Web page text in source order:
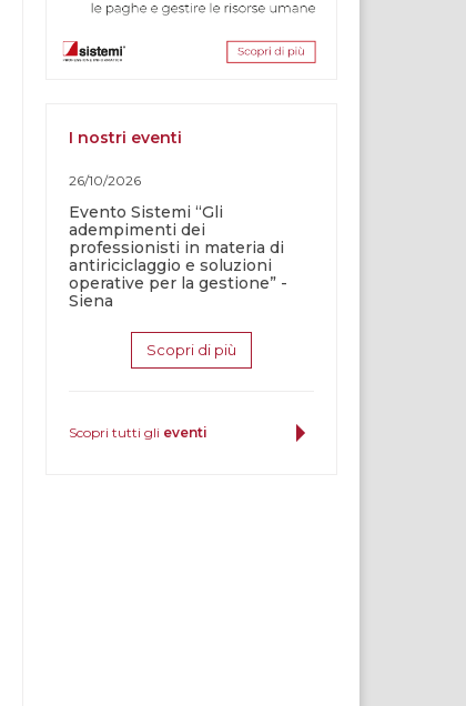
I nostri eventi
26/10/2026
Evento Sistemi “Gli
adempimenti dei
professionisti in materia di
antiriciclaggio e soluzioni
operative per la gestione” -
Siena
Scopri di più
Scopri tutti gli eventi